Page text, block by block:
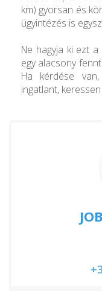
km) gyorsan és
ügyintézés is
Ne hagyja ki ezt
egy alacsony
Ha kérdése
ingatlant,